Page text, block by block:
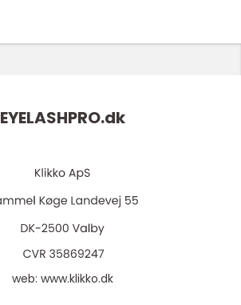
EYELASHPRO.dk
web: www.klikko.dk